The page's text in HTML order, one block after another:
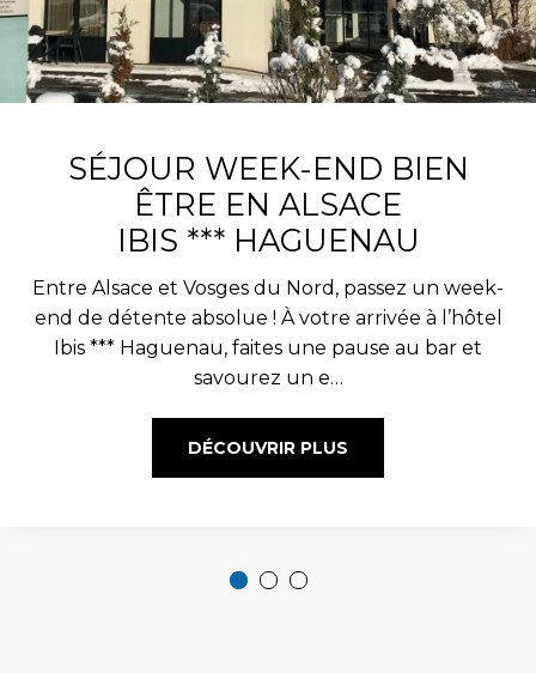
SÉJOUR WEEK-END BIEN
ÊTRE EN ALSACE
IBIS *** HAGUENAU
Entre Alsace et Vosges du Nord, passez un week-
end de détente absolue ! À votre arrivée à l’hôtel
Ibis *** Haguenau, faites une pause au bar et
savourez un e…
DÉCOUVRIR PLUS